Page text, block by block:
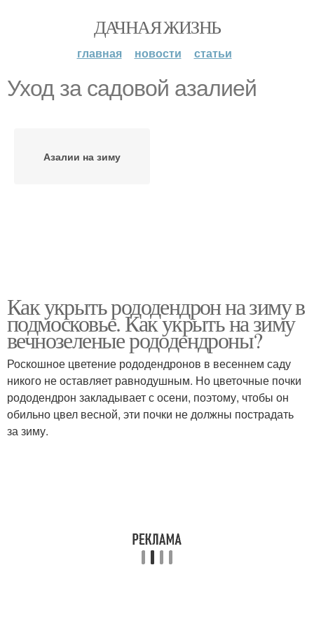
ДАЧНАЯ ЖИЗНЬ
главная новости статьи
Уход за садовой азалией
Азалии на зиму
Как укрыть рододендрон на зиму в
подмосковье. Как укрыть на зиму
вечнозеленые рододендроны?
Роскошное цветение рододендронов в весеннем саду
никого не оставляет равнодушным. Но цветочные почки
рододендрон закладывает с осени, поэтому, чтобы он
обильно цвел весной, эти почки не должны пострадать
за зиму.